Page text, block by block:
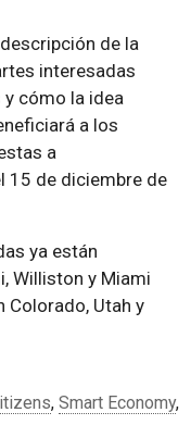
de la
interesadas
cómo la idea
a los
a
15 de diciembre de
ya están
Williston y Miami
Colorado, Utah y
, Smart Economy,